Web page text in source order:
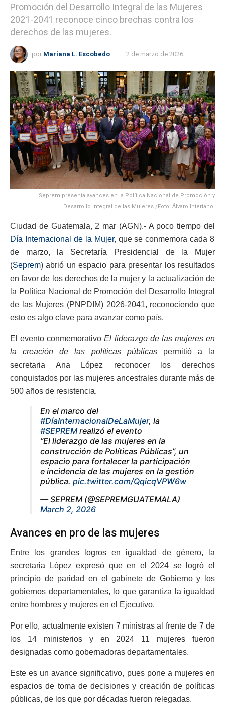
Promoción del Desarrollo Integral de las Mujeres
2021-2041 reconoce cinco brechas contra los
derechos de las mujeres.
por Mariana L. Escobedo 2 de marzo de 2026
Seprem presenta avances en la Política Nacional de Promoción y
Desarrollo Integral de las Mujeres./Foto: Álvaro Interiano.
Ciudad de Guatemala, 2 mar (AGN).- A poco tiempo del
Día Internacional de la Mujer, que se conmemora cada 8
de marzo, la Secretaría Presidencial de la Mujer
(Seprem) abrió un espacio para presentar los resultados
en favor de los derechos de la mujer y la actualización de
la Política Nacional de Promoción del Desarrollo Integral
de las Mujeres (PNPDIM) 2026-2041, reconociendo que
esto es algo clave para avanzar como país.
El evento conmemorativoEl liderazgo de las mujeres en
la creación de las políticas públicaspermitió a la
secretaria Ana López reconocer los derechos
conquistados por las mujeres ancestrales durante más de
500 años de resistencia.
En el marco del
#DíaInternacionalDeLaMujer, la
#SEPREMrealizó el evento
“El liderazgo de las mujeres en la
construcción de Políticas Públicas”, un
espacio para fortalecer la participación
e incidencia de las mujeres en la gestión
pública. pic.twitter.com/QqicqVPW6w
— SEPREM (@SEPREMGUATEMALA)
March 2, 2026
Avances en pro de las mujeres
Entre los grandes logros en igualdad de género, la
secretaria López expresó que en el 2024 se logró el
principio de paridad en el gabinete de Gobierno y los
gobiernos departamentales, lo que garantiza la igualdad
entre hombres y mujeres en el Ejecutivo.
Por ello, actualmente existen 7 ministras al frente de 7 de
los 14 ministerios y en 2024 11 mujeres fueron
designadas como gobernadoras departamentales.
Este es un avance significativo, pues pone a mujeres en
espacios de toma de decisiones y creación de políticas
públicas, de los que por décadas fueron relegadas.